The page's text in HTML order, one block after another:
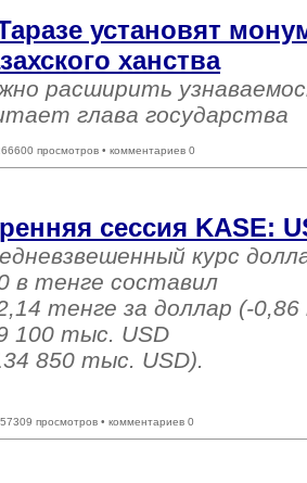
установят
ханства
расширить
глава государства
просмотров • комментариев 0
сессия KASE:
курс
в тенге составил
тенге за доллар (-
100 тыс. USD
850 тыс. USD).
просмотров • комментариев 0